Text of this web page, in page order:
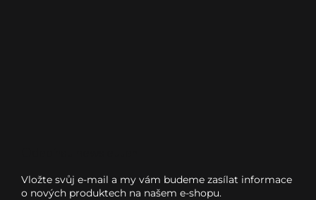
Vložte svůj e-mail a my vám budeme zasílat informace
o nových produktech na našem e-shopu.